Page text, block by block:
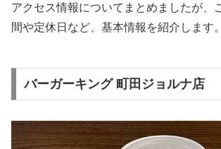
アクセス情報についてまとめましたが、
間や定休日など、基本情報を紹介します。
バーガーキング 町田ジョルナ店